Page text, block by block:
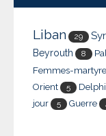
Liban 29
Beyrouth 8
Femmes-
Orient
5
jour
5 Guerre